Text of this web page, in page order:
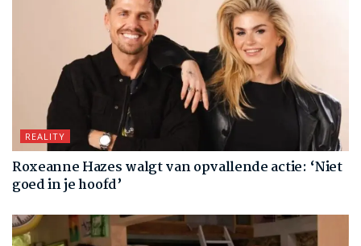
REALITY
Roxeanne Hazes walgt van opvallende actie: ‘Niet
goed in je hoofd’